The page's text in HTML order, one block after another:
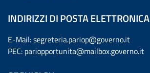
INDIRIZZI DI POSTA ELETTRONICA
E-Mail: segreteria.pariop@governo.it
PEC: pariopportunita@mailbox.governo.it